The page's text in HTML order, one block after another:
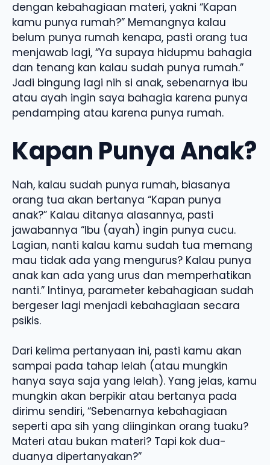
dengan kebahagiaan materi, yakni “Kapan
kamu punya rumah?” Memangnya kalau
belum punya rumah kenapa, pasti orang tua
menjawab lagi, “Ya supaya hidupmu bahagia
dan tenang kan kalau sudah punya rumah.”
Jadi bingung lagi nih si anak, sebenarnya ibu
atau ayah ingin saya bahagia karena punya
pendamping atau karena punya rumah.
Kapan Punya Anak?
Nah, kalau sudah punya rumah, biasanya
orang tua akan bertanya “Kapan punya
anak?” Kalau ditanya alasannya, pasti
jawabannya “Ibu (ayah) ingin punya cucu.
Lagian, nanti kalau kamu sudah tua memang
mau tidak ada yang mengurus? Kalau punya
anak kan ada yang urus dan memperhatikan
nanti.” Intinya, parameter kebahagiaan sudah
bergeser lagi menjadi kebahagiaan secara
psikis.
Dari kelima pertanyaan ini, pasti kamu akan
sampai pada tahap lelah (atau mungkin
hanya saya saja yang lelah). Yang jelas, kamu
mungkin akan berpikir atau bertanya pada
dirimu sendiri, “Sebenarnya kebahagiaan
seperti apa sih yang diinginkan orang tuaku?
Materi atau bukan materi? Tapi kok dua-
duanya dipertanyakan?”